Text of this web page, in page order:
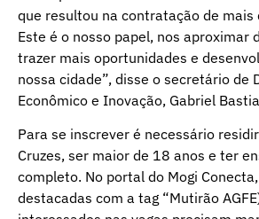
que resultou na contratação de mais
Este é o nosso papel, nos aproximar
trazer mais oportunidades e
nossa cidade”, disse o secretário de
Econômico e Inovação, Gabriel
Para se inscrever é necessário
Cruzes, ser maior de 18 anos e ter
completo. No portal do Mogi
destacadas com a tag “Mutirão